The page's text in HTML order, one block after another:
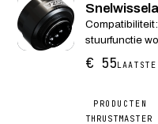
stuurfunctie
stuurwielen
€ 55
PRODUCTEN